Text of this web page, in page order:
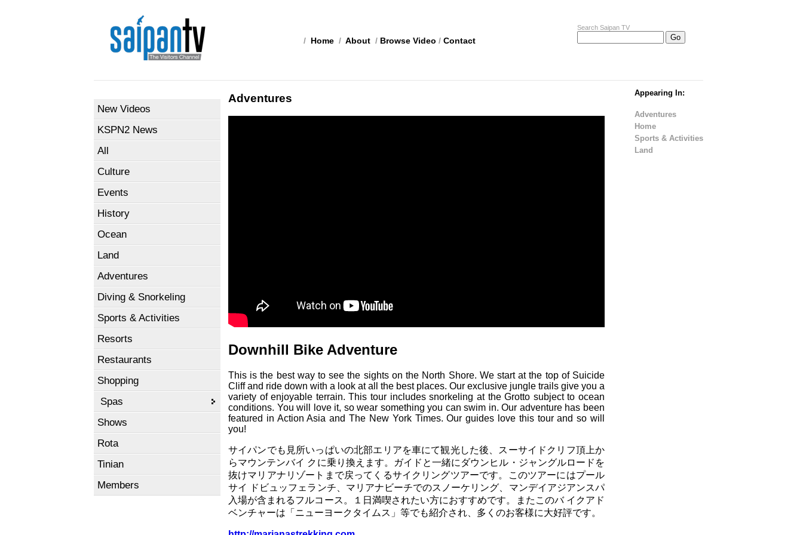
Search Saipan TV
/ Home / About / Browse Video / Contact
New Videos
KSPN2 News
All
Culture
Events
History
Ocean
Land
Adventures
Diving & Snorkeling
Sports & Activities
Resorts
Restaurants
Shopping
Spas
Shows
Rota
Tinian
Members
Appearing In:
Adventures
Home
Sports & Activities
Land
Adventures
Downhill Bike Adventure
This is the best way to see the sights on the North Shore. We start at the top of Suicide
Cliff and ride down with a look at all the best places. Our exclusive jungle trails give you a
variety of enjoyable terrain. This tour includes snorkeling at the Grotto subject to ocean
conditions. You will love it, so wear something you can swim in. Our adventure has been
featured in Action Asia and The New York Times. Our guides love this tour and so will
you!
サイパンでも見所いっぱいの北部エリアを車にて観光した後、スーサイドクリフ頂上か
らマウンテンバイ クに乗り換えます。ガイドと一緒にダウンヒル・ジャングルロードを
抜けマリアナリゾートまで戻ってくるサイクリングツアーです。このツアーにはプール
サイ ドビュッフェランチ、マリアナビーチでのスノーケリング、マンデイアジアンスパ
入場が含まれるフルコース。１日満喫されたい方におすすめです。またこのバ イクアド
ベンチャーは「ニューヨークタイムス」等でも紹介され、多くのお客様に大好評です。